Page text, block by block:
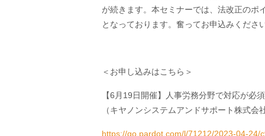
が続きます。本セミナーでは、法改正のポ
となっております。奮ってお申込みください
＜お申し込みはこちら＞
【6月19日開催】人事労務分野で対応が必
（キヤノンシステムアンドサポート株式会社
https://go.pardot.com/l/71212/2023-04-24/